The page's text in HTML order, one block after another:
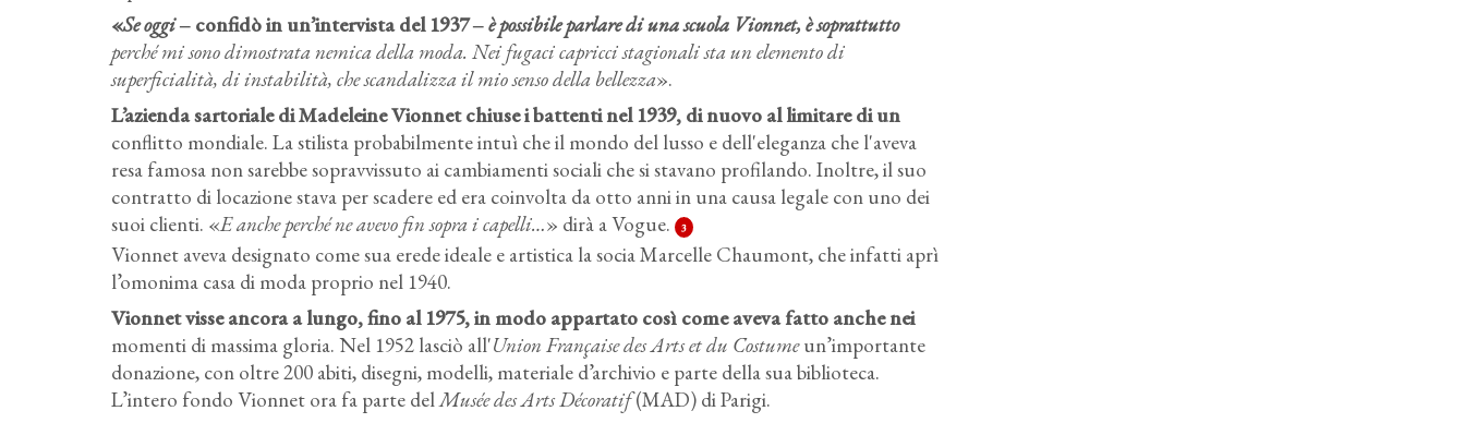
«Se oggi‒ confidò in un’intervista del 1937 ‒è possibile parlare di una scuola Vionnet, è soprattutto
perché mi sono dimostrata nemica della moda. Nei fugaci capricci stagionali sta un elemento di
superficialità, di instabilità, che scandalizza il mio senso della bellezza».
L’azienda sartoriale di Madeleine Vionnet chiuse i battenti nel 1939, di nuovo al limitare di un
conflitto mondiale. La stilista probabilmente intuì che il mondo del lusso e dell'eleganza che l'aveva
resa famosa non sarebbe sopravvissuto ai cambiamenti sociali che si stavano profilando. Inoltre, il suo
contratto di locazione stava per scadere ed era coinvolta da otto anni in una causa legale con uno dei
suoi clienti. «E anche perché ne avevo fin sopra i capelli…» dirà a Vogue. 3
Vionnet aveva designato come sua erede ideale e artistica la socia Marcelle Chaumont, che infatti aprì
l’omonima casa di moda proprio nel 1940.
Vionnet visse ancora a lungo, fino al 1975, in modo appartato così come aveva fatto anche nei
momenti di massima gloria. Nel 1952 lasciò all'Union Française des Arts et du Costumeun’importante
donazione, con oltre 200 abiti, disegni, modelli, materiale d’archivio e parte della sua biblioteca.
L’intero fondo Vionnet ora fa parte delMusée des Arts Décoratif(MAD) di Parigi.